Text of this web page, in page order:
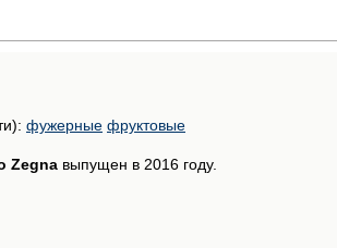
фужерные фруктовые
Zegna выпущен в 2016 году.